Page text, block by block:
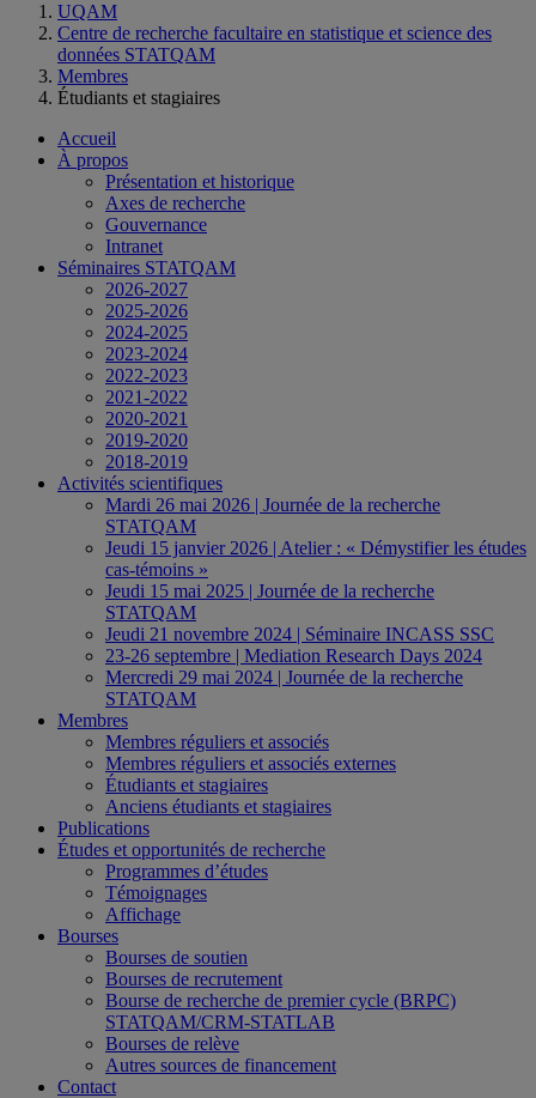
UQAM
Centre de recherche facultaire en statistique et science des
données STATQAM
Membres
Étudiants et stagiaires
Accueil
À propos
Présentation et historique
Axes de recherche
Gouvernance
Intranet
Séminaires STATQAM
2026-2027
2025-2026
2024-2025
2023-2024
2022-2023
2021-2022
2020-2021
2019-2020
2018-2019
Activités scientifiques
Mardi 26 mai 2026 | Journée de la recherche
STATQAM
Jeudi 15 janvier 2026 | Atelier : « Démystifier les études
cas-témoins »
Jeudi 15 mai 2025 | Journée de la recherche
STATQAM
Jeudi 21 novembre 2024 | Séminaire INCASS SSC
23-26 septembre | Mediation Research Days 2024
Mercredi 29 mai 2024 | Journée de la recherche
STATQAM
Membres
Membres réguliers et associés
Membres réguliers et associés externes
Étudiants et stagiaires
Anciens étudiants et stagiaires
Publications
Études et opportunités de recherche
Programmes d’études
Témoignages
Affichage
Bourses
Bourses de soutien
Bourses de recrutement
Bourse de recherche de premier cycle (BRPC)
STATQAM/CRM-STATLAB
Bourses de relève
Autres sources de financement
Contact